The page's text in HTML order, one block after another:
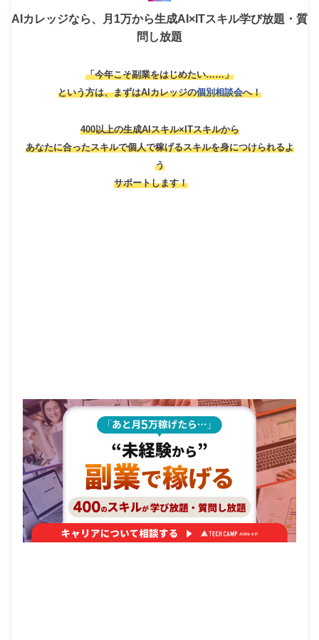
AIカレッジなら、月1万から生成AI×ITスキル学び放題・質
問し放題
「今年こそ副業をはじめたい……」
という方は、まずはAIカレッジの個別相談会へ！
400以上の生成AIスキル×ITスキルから
あなたに合ったスキルで個人で稼げるスキルを身につけられるよ
う
サポートします！